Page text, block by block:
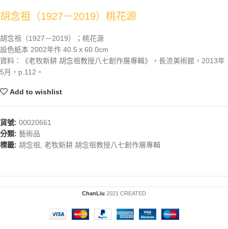
胡念祖（1927－2019）桃花源
胡念祖（1927－2019）；桃花源
設色紙本 2002年作 40.5ｘ60.0cm
資料：《老牧新耕 胡念祖教授八七創作展專輯》，長流美術館，2013年
5月，p.112。
Add to wishlist
貨號: 00020661
分類: 藝術品
標籤: 胡念祖 老牧新耕 胡念祖教授八七創作展專輯
ChanLiu 2021 CREATED